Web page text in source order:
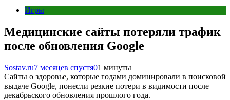
Игры
Медицинские сайты потеряли трафик
после обновления Google
Sostav.ru7 месяцев спустя01 минуты
Cайты о здоровье, которые годами доминировали в поисковой
выдаче Google, понесли резкие потери в видимости после
декабрьского обновления прошлого года.